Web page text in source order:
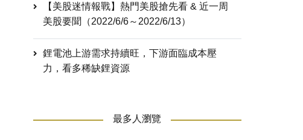
【美股迷情報戰】熱門美股搶先看 & 近一周
美股要聞（2022/6/6～2022/6/13）
鋰電池上游需求持續旺，下游面臨成本壓
力，看多稀缺鋰資源
最多人瀏覽